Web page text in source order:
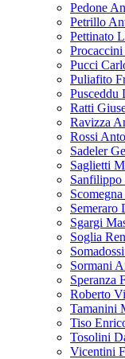
Pedone
Petrillo
Pettinato
Procaccini
Pucci
Puliafito
Pusceddu
Ratti
Ravizza
Rossi
Sadeler
Saglietti
Sanfilippo
Semeraro
Sgargi
Soglia
Sormani
Speranza
Roberto
Tamanini
Tiso
Tosolini
Vicentini